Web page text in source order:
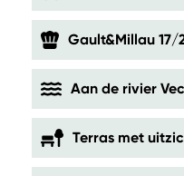
Gault&Millau 17/
Aan de rivier
Terras met